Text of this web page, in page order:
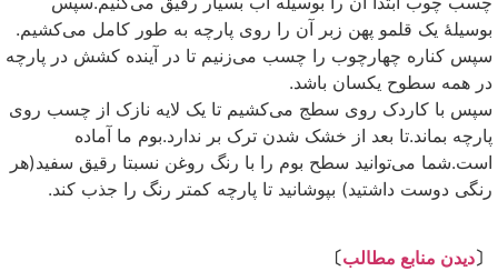
بوسیلهٔ یک قلمو پهن زبر آن را روی پارچه به طور کامل می‌کشیم.
سپس کناره چهارچوب را چسب می‌زنیم تا در آینده کشش در پارچه
در همه سطوح یکسان باشد.
سپس با کاردک روی سطج می‌کشیم تا یک لایه نازک از چسب روی
پارچه بماند.تا بعد از خشک شدن ترک بر ندارد.بوم ما آماده
است.شما می‌توانید سطح بوم را با رنگ روغن نسبتا رقیق سفید(هر
رنگی دوست داشتید) بپوشانید تا پارچه کمتر رنگ را جذب کند.
〔دیدن منابع مطالب〕